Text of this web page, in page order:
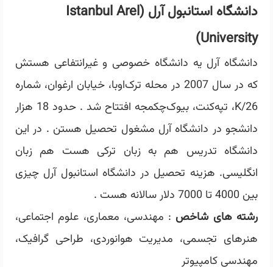
دانشگاه استانبول آرل (Istanbul Arel
University)
دانشگاه آرل یه دانشگاه خصوصی و غیرانتفاعی هستش
که در سال 2007 در محله ترک‌اوبا، خیابان ارغوان، شماره
26/K، تپه‌کنت، بیوک‌چکمجه افتتاح شد . حدود 18 هزار
دانشجو در دانشگاه آرل مشغول تحصیل هستن . در این
دانشگاه تدریس هم به زبان ترکی هست هم زبان
انگلیسی. هزینه تحصیل در دانشگاه استانبول آرل چیزی
بین 4000 تا 7000 دلار سالانه هست .
رشته های شاخص : مهندسی، معماری، علوم اجتماعی،
هنرهای تجسمی، مدیریت هوانوردی، طراحی گرافیک،
مهندسی کامپیوتر